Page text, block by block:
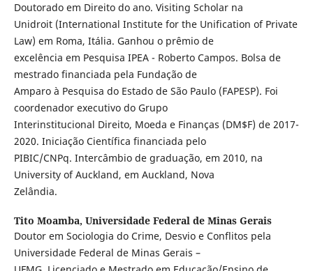
Doutorado em Direito do ano. Visiting Scholar na
Unidroit (International Institute for the Unification of Private
Law) em Roma, Itália. Ganhou o prêmio de
excelência em Pesquisa IPEA - Roberto Campos. Bolsa de
mestrado financiada pela Fundação de
Amparo à Pesquisa do Estado de São Paulo (FAPESP). Foi
coordenador executivo do Grupo
Interinstitucional Direito, Moeda e Finanças (DM$F) de 2017-
2020. Iniciação Científica financiada pelo
PIBIC/CNPq. Intercâmbio de graduação, em 2010, na
University of Auckland, em Auckland, Nova
Zelândia.
Tito Moamba, Universidade Federal de Minas Gerais
Doutor em Sociologia do Crime, Desvio e Conflitos pela
Universidade Federal de Minas Gerais –